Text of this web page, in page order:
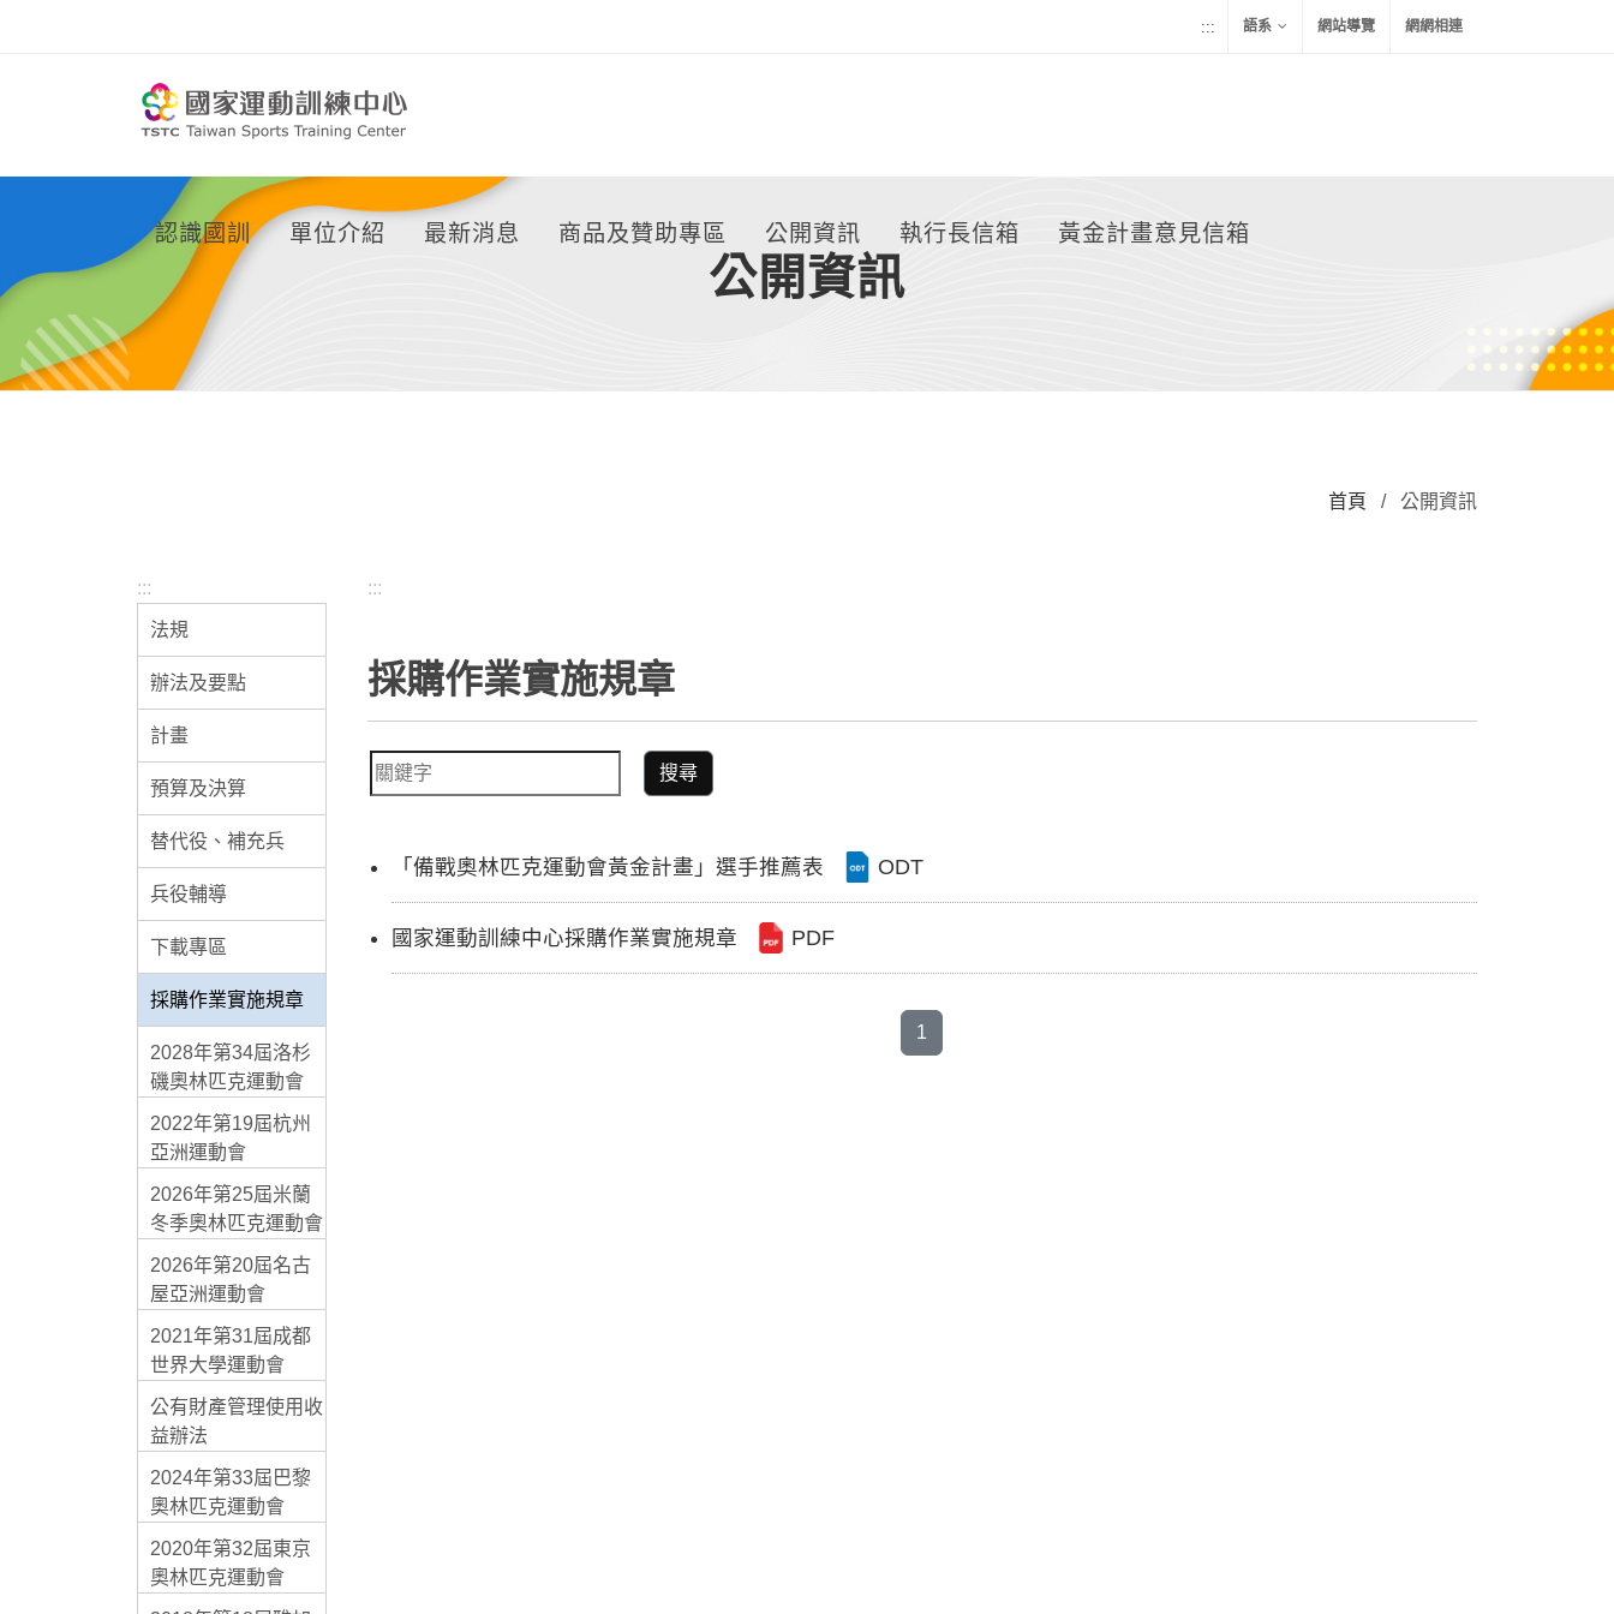
::: 語系 網站導覽 網網相連
認識國訓 單位介紹 最新消息 商品及贊助專區 公開資訊 執行長信箱 黃金計畫意見信箱
公開資訊
首頁 / 公開資訊
:::
法規
辦法及要點
計畫
預算及決算
替代役、補充兵
兵役輔導
下載專區
採購作業實施規章
2028年第34屆洛杉
磯奧林匹克運動會
2022年第19屆杭州
亞洲運動會
2026年第25屆米蘭
冬季奧林匹克運動會
2026年第20屆名古
屋亞洲運動會
2021年第31屆成都
世界大學運動會
公有財產管理使用收
益辦法
2024年第33屆巴黎
奧林匹克運動會
2020年第32屆東京
奧林匹克運動會
:::
採購作業實施規章
搜尋
「備戰奧林匹克運動會黃金計畫」選手推薦表 ODT
國家運動訓練中心採購作業實施規章 PDF
1